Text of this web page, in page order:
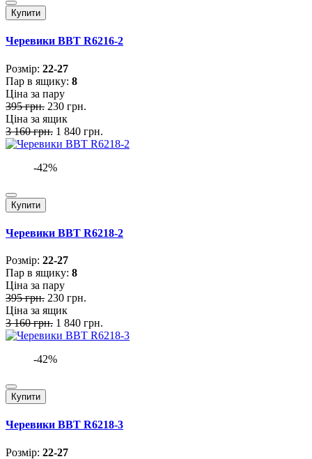
Купити
Черевики BBT R6216-2
Розмiр: 22-27
Пар в ящику: 8
Ціна за пару
395 грн. 230 грн.
Ціна за ящик
3 160 грн. 1 840 грн.
-42%
Купити
Черевики BBT R6218-2
Розмiр: 22-27
Пар в ящику: 8
Ціна за пару
395 грн. 230 грн.
Ціна за ящик
3 160 грн. 1 840 грн.
-42%
Купити
Черевики BBT R6218-3
Розмiр: 22-27